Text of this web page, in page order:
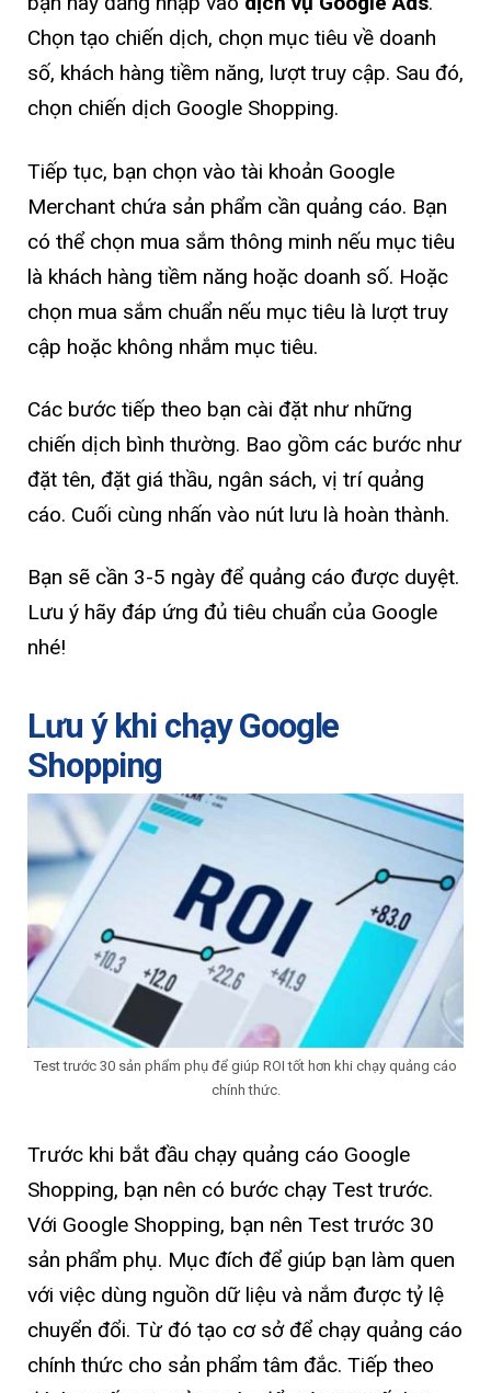
Chọn tạo chiến dịch, chọn mục tiêu về doanh
số, khách hàng tiềm năng, lượt truy cập. Sau đó,
chọn chiến dịch Google Shopping.
Tiếp tục, bạn chọn vào tài khoản Google
Merchant chứa sản phẩm cần quảng cáo. Bạn
có thể chọn mua sắm thông minh nếu mục tiêu
là khách hàng tiềm năng hoặc doanh số. Hoặc
chọn mua sắm chuẩn nếu mục tiêu là lượt truy
cập hoặc không nhắm mục tiêu.
Các bước tiếp theo bạn cài đặt như những
chiến dịch bình thường. Bao gồm các bước như
đặt tên, đặt giá thầu, ngân sách, vị trí quảng
cáo. Cuối cùng nhấn vào nút lưu là hoàn thành.
Bạn sẽ cần 3-5 ngày để quảng cáo được duyệt.
Lưu ý hãy đáp ứng đủ tiêu chuẩn của Google
nhé!
Lưu ý khi chạy Google
Shopping
Test trước 30 sản phẩm phụ để giúp ROI tốt hơn khi chạy quảng cáo
chính thức.
Trước khi bắt đầu chạy quảng cáo Google
Shopping, bạn nên có bước chạy Test trước.
Với Google Shopping, bạn nên Test trước 30
sản phẩm phụ. Mục đích để giúp bạn làm quen
với việc dùng nguồn dữ liệu và nắm được tỷ lệ
chuyển đổi. Từ đó tạo cơ sở để chạy quảng cáo
chính thức cho sản phẩm tâm đắc. Tiếp theo